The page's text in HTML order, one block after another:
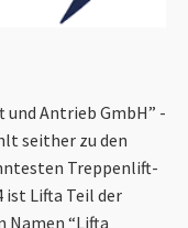
und Antrieb GmbH” -
seither zu den
Treppenlift-
ist Lifta Teil der
Namen “Lifta